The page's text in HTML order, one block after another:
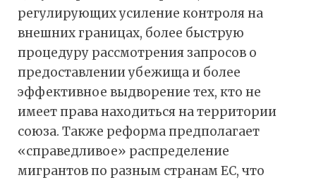
регулирующих усиление контроля на
внешних границах, более быструю
процедуру рассмотрения запросов о
предоставлении убежища и более
эффективное выдворение тех, кто не
имеет права находиться на территории
союза. Также реформа предполагает
«справедливое» распределение
мигрантов по разным странам ЕС, что